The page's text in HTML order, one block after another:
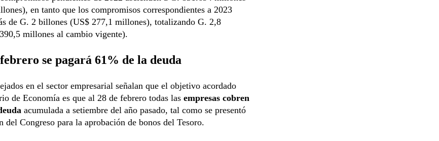
en tanto que los compromisos correspondientes a 2023
de G. 2 billones (US$ 277,1 millones), totalizando G. 2,8
millones al cambio vigente).
se pagará 61% de la deuda
en el sector empresarial señalan que el objetivo acordado
de Economía es que al 28 de febrero todas las empresas cobren
acumulada a setiembre del año pasado, tal como se presentó
del Congreso para la aprobación de bonos del Tesoro.